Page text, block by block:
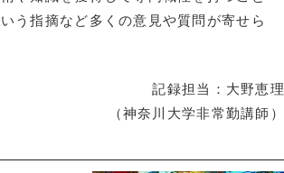
う指摘など多くの意見や質問が寄せら
記録担当：大野恵理
（神奈川大学非常勤講師）